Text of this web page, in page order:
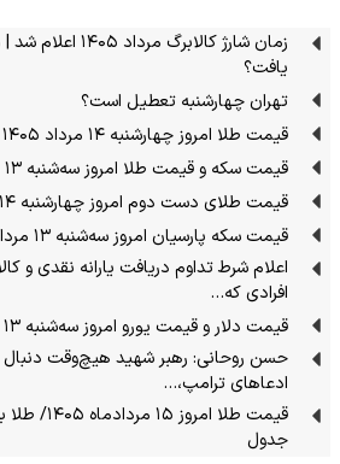
زمان شارژ
یافت؟
تهران چهارشنبه تعطیل است؟
قیمت طلا امروز چهارشنبه ۱۴ مرداد ۱۴۰۵ / طلای ۱۸ عیار امروز چند؟
قیمت سکه و قیمت طلا امروز سه‌شنبه ۱۳ مرداد ۱۴۰۵ + جدول
قیمت طلای دست دوم امروز چهارشنبه ۱۴ مرداد ۱۴۰۵
قیمت سکه پارسیان امروز سه‌شنبه ۱۳ مرداد ۱۴۰۵ + جدول
اعلام شرط تداوم دریافت یارانه نقدی و
افرادی که…
قیمت دلار و قیمت یورو امروز سه‌شنبه ۱۳ مرداد ۱۴۰۵ + جدول
حسن روحانی: رهبر شهید هیچ‌وقت
ادعاهای ترامپ،…
قیمت طلا
جدول